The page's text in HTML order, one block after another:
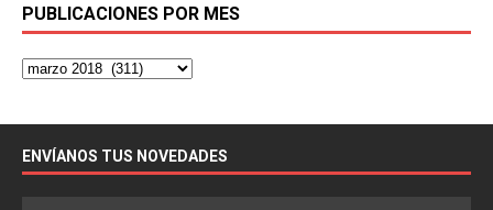
PUBLICACIONES POR MES
ENVÍANOS TUS NOVEDADES